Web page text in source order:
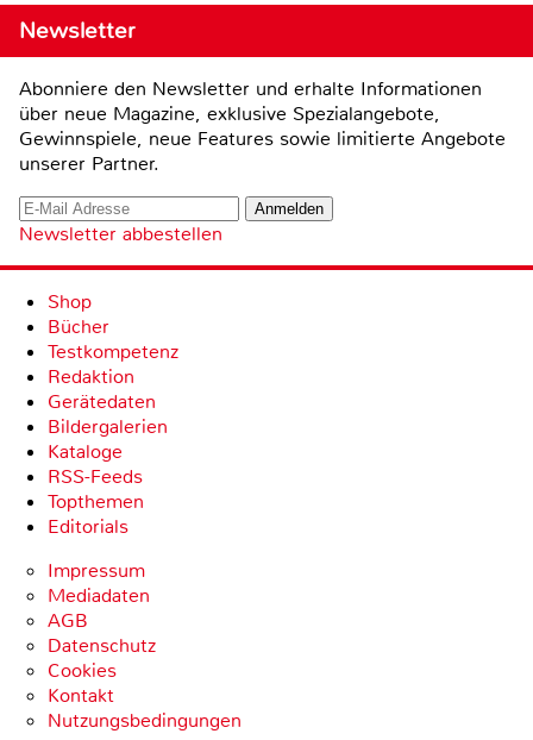
Newsletter
Abonniere den Newsletter und erhalte Informationen
über neue Magazine, exklusive Spezialangebote,
Gewinnspiele, neue Features sowie limitierte Angebote
unserer Partner.
Newsletter abbestellen
Shop
Bücher
Testkompetenz
Redaktion
Gerätedaten
Bildergalerien
Kataloge
RSS-Feeds
Topthemen
Editorials
Impressum
Mediadaten
AGB
Datenschutz
Cookies
Kontakt
Nutzungsbedingungen